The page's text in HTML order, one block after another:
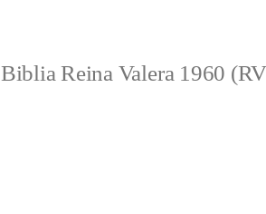
Biblia Reina Valera 1960